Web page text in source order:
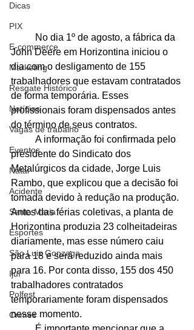
Dicas
PIX
E-commerce
Marketing
Resgate Histórico
Notícias
Vagas de trabalho
Eventos
Natal
Acidente
Santa Maria
Esportes
São Luiz Gonzaga
Ijuí
Polfest
Crimes
John Deere em Horizontina iniciou o
dia com o desligamento de 155
trabalhadores que estavam contratados
de forma temporária. Esses
profissionais foram dispensados antes
do término de seus contratos.
presidente do Sindicato dos
Metalúrgicos da cidade, Jorge Luis
Rambo, que explicou que a decisão foi
tomada devido à redução na produção.
Antes das férias coletivas, a planta de
Horizontina produzia 23 colheitadeiras
diariamente, mas esse número caiu
para 18 e será reduzido ainda mais
para 16. Por conta disso, 155 dos 450
trabalhadores contratados
temporariamente foram dispensados
nesse momento.